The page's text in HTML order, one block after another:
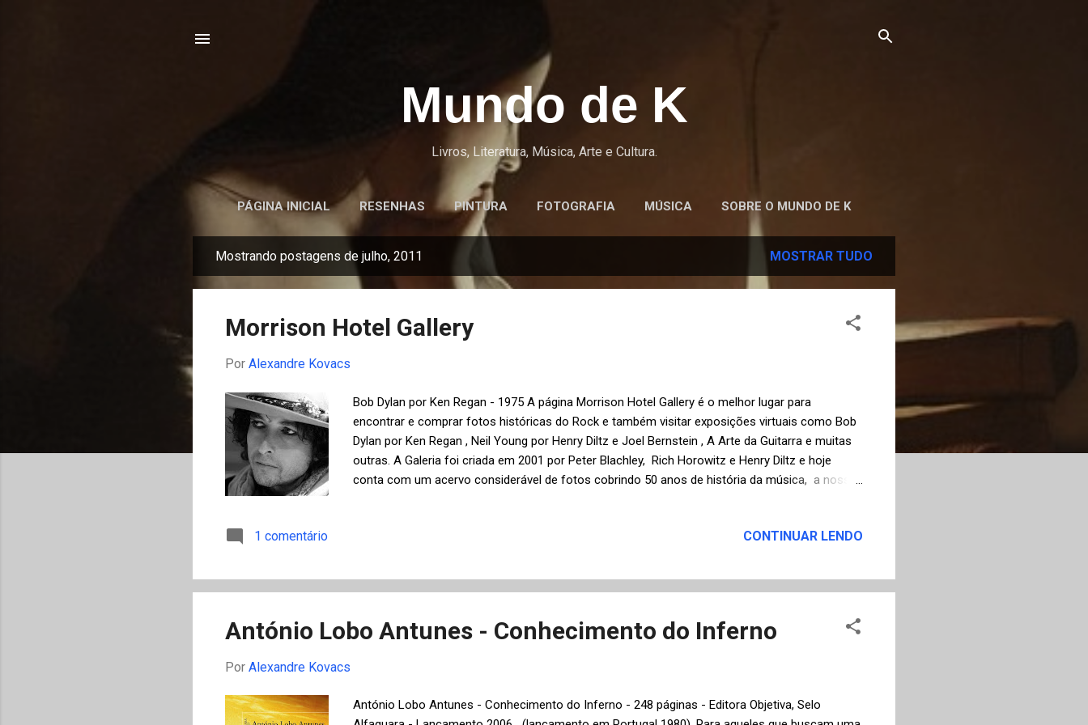
Mundo de K
Livros, Literatura, Música, Arte e Cultura.
PÁGINA INICIAL RESENHAS PINTURA FOTOGRAFIA MÚSICA SOBRE O MUNDO DE K
o
Mostrando postagens de julho, 2011 MOSTRAR TUDO
Morrison Hotel Gallery
Por Alexandre Kovacs
Bob Dylan por Ken Regan - 1975 A página Morrison Hotel Gallery é o melhor lugar para
encontrar e comprar fotos históricas do Rock e também visitar exposições virtuais como Bob
Dylan por Ken Regan , Neil Young por Henry Diltz e Joel Bernstein , A Arte da Guitarra e muitas
outras. A Galeria foi criada em 2001 por Peter Blachley, Rich Horowitz e Henry Diltz e hoje
conta com um acervo considerável de fotos cobrindo 50 anos de história da música, a nossa
1 comentário CONTINUAR LENDO
António Lobo Antunes - Conhecimento do Inferno
Por Alexandre Kovacs
António Lobo Antunes - Conhecimento do Inferno - 248 páginas - Editora Objetiva, Selo